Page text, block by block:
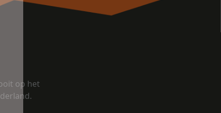
op het